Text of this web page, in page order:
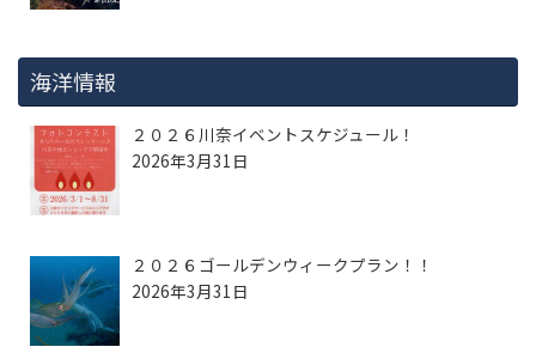
海洋情報
２０２６川奈イベントスケジュール！
2026年3月31日
２０２６ゴールデンウィークプラン！！
2026年3月31日